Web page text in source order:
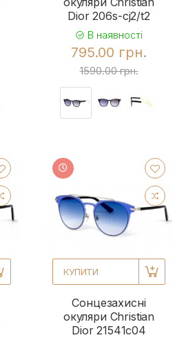
Dior 206s-cj2/t2
В наявності
795.00 грн.
1590.00 грн.
КУПИТИ
Сонцезахисні
окуляри Christian
Dior 21541c04